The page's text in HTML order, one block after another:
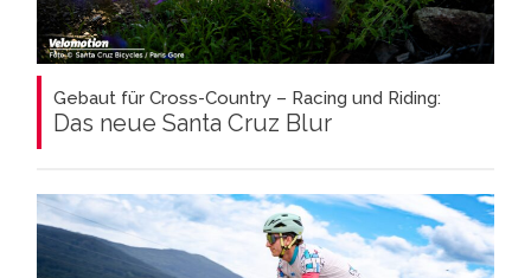
Gebaut für Cross-Country – Racing und Riding:
Das neue Santa Cruz Blur